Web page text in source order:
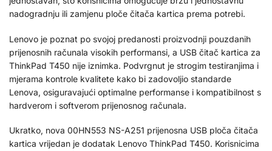
nadogradnju ili zamjenu ploče čitača kartica prema potrebi.
Lenovo je poznat po svojoj predanosti proizvodnji pouzdanih
prijenosnih računala visokih performansi, a USB čitač kartica za
ThinkPad T450 nije iznimka. Podvrgnut je strogim testiranjima i
mjerama kontrole kvalitete kako bi zadovoljio standarde
Lenova, osiguravajući optimalne performanse i kompatibilnost s
hardverom i softverom prijenosnog računala.
Ukratko, nova 00HN553 NS-A251 prijenosna USB ploča čitača
kartica vrijedan je dodatak Lenovo ThinkPad T450. Korisnicima